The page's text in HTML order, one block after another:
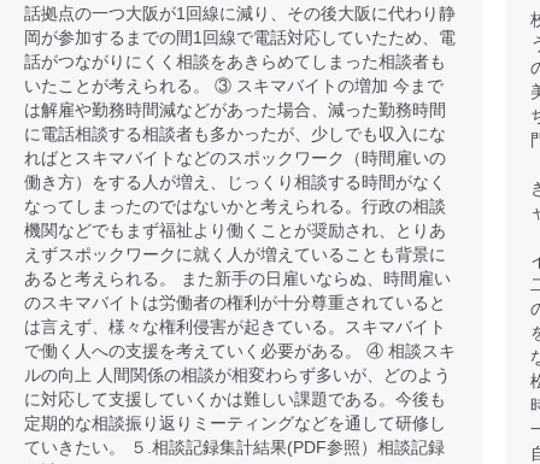
話拠点の一つ大阪が1回線に減り、その後大阪に代わり静
岡が参加するまでの間1回線で電話対応していたため、電
話がつながりにくく相談をあきらめてしまった相談者も
いたことが考えられる。 ③ スキマバイトの増加 今まで
は解雇や勤務時間減などがあった場合、減った勤務時間
に電話相談する相談者も多かったが、少しでも収入にな
ればとスキマバイトなどのスポックワーク（時間雇いの
働き方）をする人が増え、じっくり相談する時間がなく
なってしまったのではないかと考えられる。行政の相談
機関などでもまず福祉より働くことが奨励され、とりあ
えずスポックワークに就く人が増えていることも背景に
あると考えられる。 また新手の日雇いならぬ、時間雇い
のスキマバイトは労働者の権利が十分尊重されていると
は言えず、様々な権利侵害が起きている。スキマバイト
で働く人への支援を考えていく必要がある。 ④ 相談スキ
ルの向上 人間関係の相談が相変わらず多いが、どのよう
に対応して支援していくかは難しい課題である。今後も
定期的な相談振り返りミーティングなどを通して研修し
ていきたい。 ５.相談記録集計結果(PDF参照）相談記録